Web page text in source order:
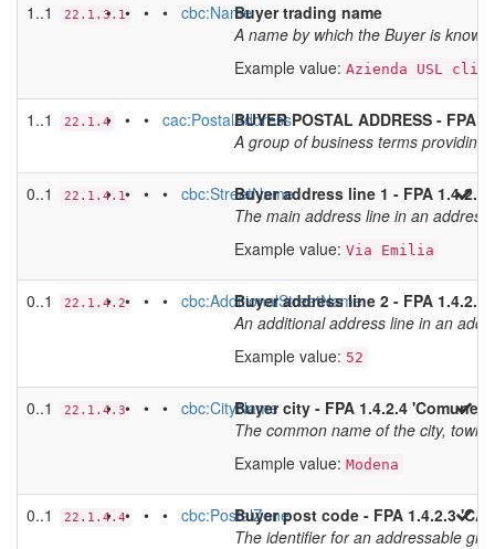
1..1 22.1.3.1• • • • cbc:NameBuyer trading name
A name by which the Buyer is
Example value: Azienda USL
1..1 22.1.4• • • cac:PostalAddressBUYER POSTAL ADDRESS - FPA
A group of business terms
0..1 22.1.4.1• • • • cbc:StreetName
Buyer address line 1 - FPA 1.4.2.1
The main address line in an address.
Example value: Via Emilia
0..1 22.1.4.2• • • • cbc:AdditionalStreetName
Buyer address line 2 - FPA 1.4.2.2
An additional address line in an
Example value: 52
0..1 22.1.4.3• • • • cbc:CityNameBuyer city - FPA 1.4.2.4 'Comune'
The common name of the city, town
Example value: Modena
0..1 22.1.4.4• • • • cbc:PostalZoneBuyer post code - FPA 1.4.2.3
The identifier for an addressable